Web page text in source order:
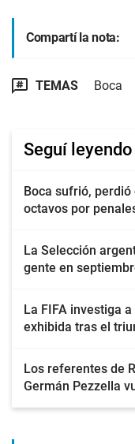
Compartí la nota:
TEMAS Boca
Seguí leyendo
Boca sufrió, perdió
octavos por
La Selección
gente en
La FIFA investiga
exhibida tras el
Los referentes de
Germán Pezzella